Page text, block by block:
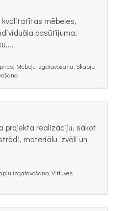
kvalitatītas mēbeles,
pasūtījuma.
Mēbeļu izgatavošana, Skapju
projekta realizāciju, sākot
materiālu izvēli un
izgatavošana, Virtuves